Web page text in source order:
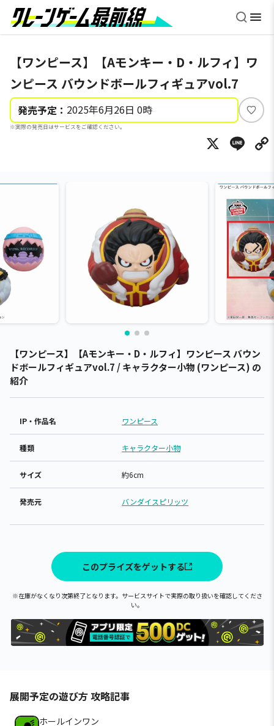
【ワンピース】【Aモンキー・D・ルフィ】ワ
ンピース バウンドボールフィギュアvol.7
発売予定： 2025年6月26日 0時
※実際の発売日はサービスをご確認ください。
い
ね
X
【ワンピース】【Aモンキー・D・ルフィ】ワンピース バウン
ドボールフィギュアvol.7 / キャラクター小物 (ワンピース) の
紹介
IP・作品名 ワンピース
種類 キャラクター小物
サイズ 約6cm
発売元 バンダイスピリッツ
このプライズをゲットする
※在庫がなくなり次第終了となります。サービスサイトで実際の取り扱いを確認してくださ
い。
展開予定の遊び方 攻略記事
ホールインワン